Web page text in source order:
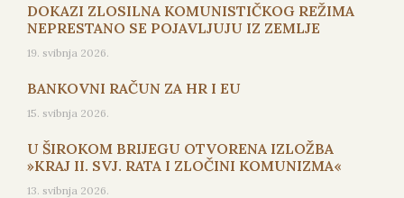
DOKAZI ZLOSILNA KOMUNISTIČKOG REŽIMA
NEPRESTANO SE POJAVLJUJU IZ ZEMLJE
19. svibnja 2026.
BANKOVNI RAČUN ZA HR I EU
15. svibnja 2026.
U ŠIROKOM BRIJEGU OTVORENA IZLOŽBA
»KRAJ II. SVJ. RATA I ZLOČINI KOMUNIZMA«
13. svibnja 2026.